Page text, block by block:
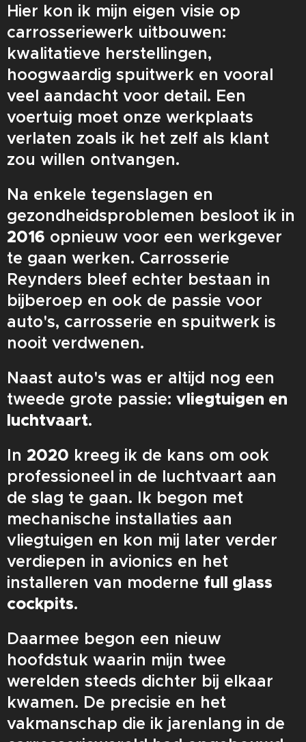
Hier kon ik mijn eigen visie op
carrosseriewerk uitbouwen:
kwalitatieve herstellingen,
hoogwaardig spuitwerk en vooral
veel aandacht voor detail. Een
voertuig moet onze werkplaats
verlaten zoals ik het zelf als klant
zou willen ontvangen.
Na enkele tegenslagen en
gezondheidsproblemen besloot ik in
2016 opnieuw voor een werkgever
te gaan werken. Carrosserie
Reynders bleef echter bestaan in
bijberoep en ook de passie voor
auto's, carrosserie en spuitwerk is
nooit verdwenen.
Naast auto's was er altijd nog een
tweede grote passie: vliegtuigen en
luchtvaart.
In 2020 kreeg ik de kans om ook
professioneel in de luchtvaart aan
de slag te gaan. Ik begon met
mechanische installaties aan
vliegtuigen en kon mij later verder
verdiepen in avionics en het
installeren van moderne full glass
cockpits.
Daarmee begon een nieuw
hoofdstuk waarin mijn twee
werelden steeds dichter bij elkaar
kwamen. De precisie en het
vakmanschap die ik jarenlang in de